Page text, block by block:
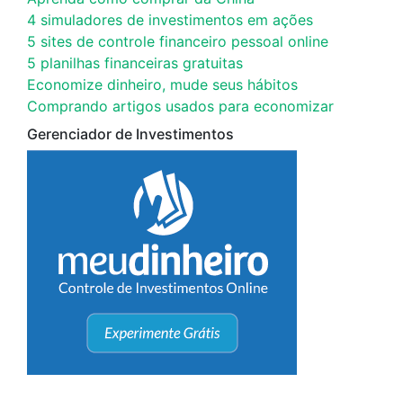
4 simuladores de investimentos em ações
5 sites de controle financeiro pessoal online
5 planilhas financeiras gratuitas
Economize dinheiro, mude seus hábitos
Comprando artigos usados para economizar
Gerenciador de Investimentos